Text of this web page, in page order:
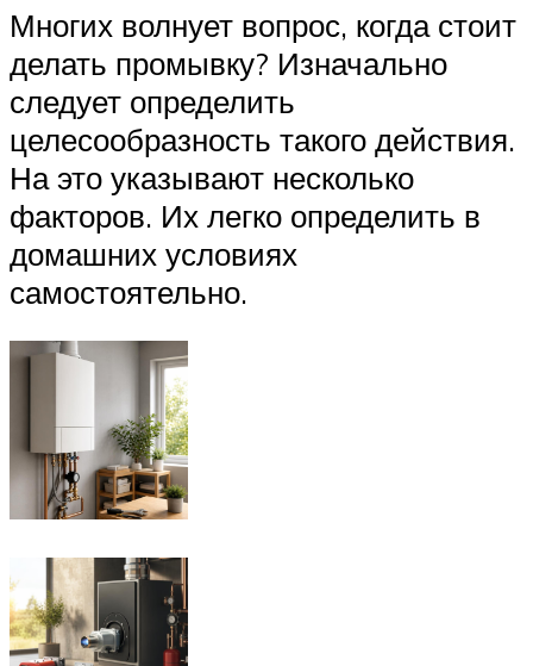
Многих волнует вопрос, когда стоит
делать промывку? Изначально
следует определить
целесообразность такого действия.
На это указывают несколько
факторов. Их легко определить в
домашних условиях
самостоятельно.